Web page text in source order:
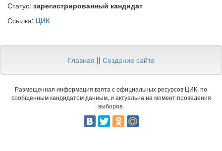
Статус: зарегистрированный кандидат
Ссылка: ЦИК
Главная || Создание сайта
Размещенная информация взята с официальных ресурсов ЦИК, по
сообщенным кандидатом данным, и актуальна на момент проведения
выборов.